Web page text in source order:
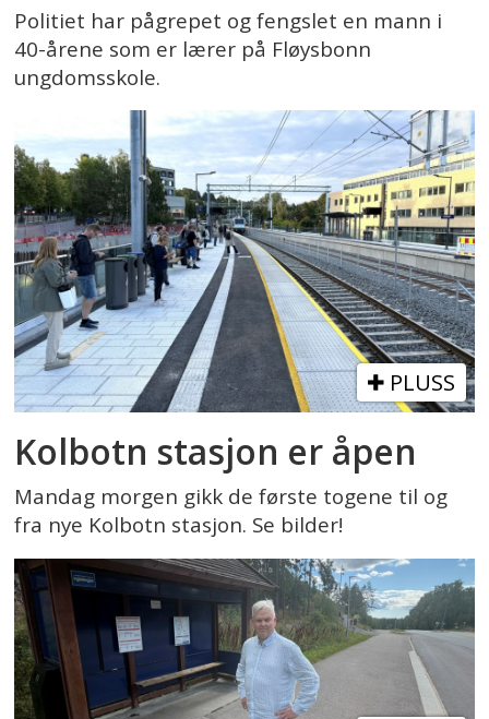
Politiet har pågrepet og fengslet en mann i
40-årene som er lærer på Fløysbonn
ungdomsskole.
PLUSS
Kolbotn stasjon er åpen
Mandag morgen gikk de første togene til og
fra nye Kolbotn stasjon. Se bilder!